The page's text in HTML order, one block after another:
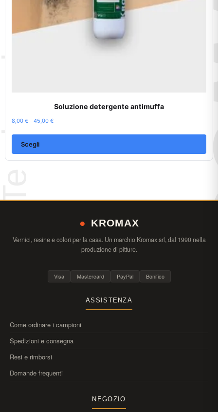
Soluzione detergente antimuffa
8,00 € - 45,00 €Fascia
8,00 €
a
Scegli
prodotto
● KROMAX
Vernici, resine e colori per la casa. Un marchio Kromax srl, dal 1990 nella
produzione di pitture.
Visa Mastercard PayPal Bonifico
ASSISTENZA
Come ordinare i campioni
Spedizioni e consegna
Resi e rimborsi
Domande frequenti
NEGOZIO